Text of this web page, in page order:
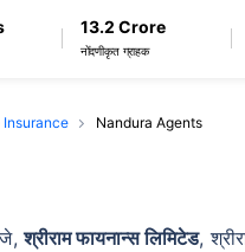
13.2 Crore
नोंदणीकृत ग्राहक
Insurance Nandura Agents
श्रीराम फायनान्स लिमिटेड,